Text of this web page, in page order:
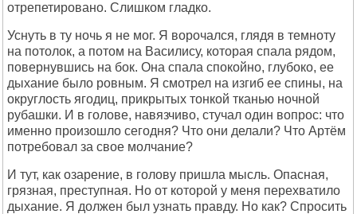
отрепетировано. Слишком гладко.
Уснуть в ту ночь я не мог. Я ворочался, глядя в темноту
на потолок, а потом на Василису, которая спала рядом,
повернувшись на бок. Она спала спокойно, глубоко, ее
дыхание было ровным. Я смотрел на изгиб ее спины, на
округлость ягодиц, прикрытых тонкой тканью ночной
рубашки. И в голове, навязчиво, стучал один вопрос: что
именно произошло сегодня? Что они делали? Что Артём
потребовал за свое молчание?
И тут, как озарение, в голову пришла мысль. Опасная,
грязная, преступная. Но от которой у меня перехватило
дыхание. Я должен был узнать правду. Но как? Спросить